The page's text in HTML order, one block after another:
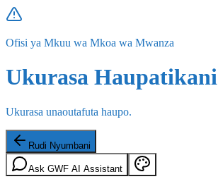
Ofisi ya Mkuu wa Mkoa wa Mwanza
Ukurasa Haupatikani
Ukurasa unaoutafuta haupo.
Rudi Nyumbani
Ask GWF AI Assistant